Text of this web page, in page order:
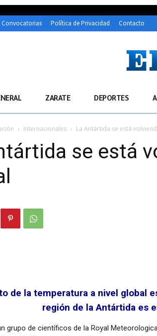
Convocatorias Política de Privacidad Contacto
ZARATE DEPORTES
Internacionales La Antártida se está
se está
de la temperatura a nivel global
región de la Antártida es
grupo de científicos de la Royal